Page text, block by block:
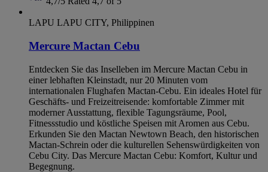
LAPU LAPU CITY, Philippinen
Mercure Mactan Cebu
Entdecken Sie das Inselleben im Mercure Mactan Cebu in
einer lebhaften Kleinstadt, nur 20 Minuten vom
internationalen Flughafen Mactan-Cebu. Ein ideales Hotel für
Geschäfts- und Freizeitreisende: komfortable Zimmer mit
moderner Ausstattung, flexible Tagungsräume, Pool,
Fitnessstudio und köstliche Speisen mit Aromen aus Cebu.
Erkunden Sie den Mactan Newtown Beach, den historischen
Mactan-Schrein oder die kulturellen Sehenswürdigkeiten von
Cebu City. Das Mercure Mactan Cebu: Komfort, Kultur und
Begegnung.